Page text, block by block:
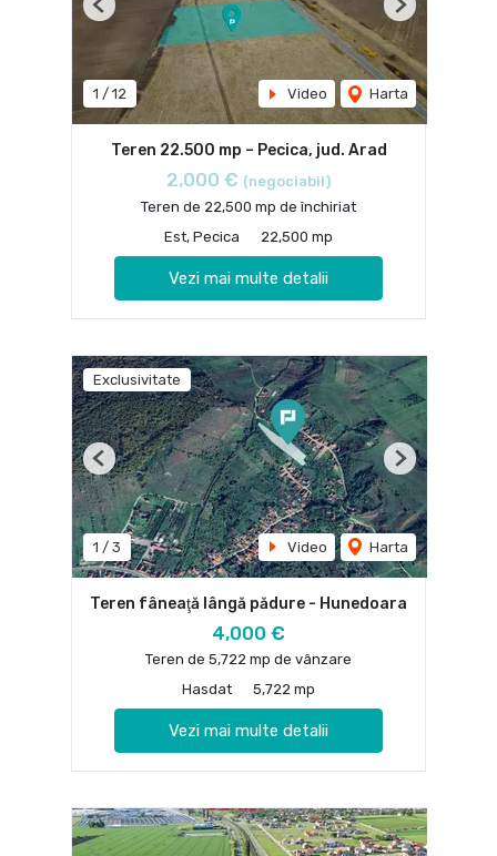
1 / 12 Video Harta
Previous Next
Teren 22.500 mp – Pecica, jud. Arad
2,000 € (negociabil)
Teren de 22,500 mp de închiriat
Est, Pecica
22,500 mp
Vezi mai multe detalii
Exclusivitate
1 / 3 Video Harta
Previous Next
Teren fâneaţă lângă pădure - Hunedoara
4,000 €
Teren de 5,722 mp de vânzare
Hasdat
5,722 mp
Vezi mai multe detalii